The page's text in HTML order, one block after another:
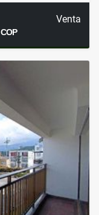
Venta
COP